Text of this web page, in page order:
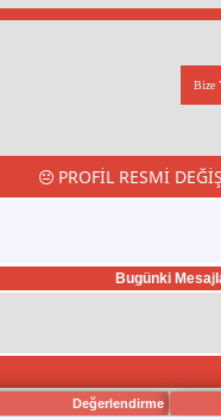
Bize
PROFIL RESMI
Bugünki
Değerlendirme